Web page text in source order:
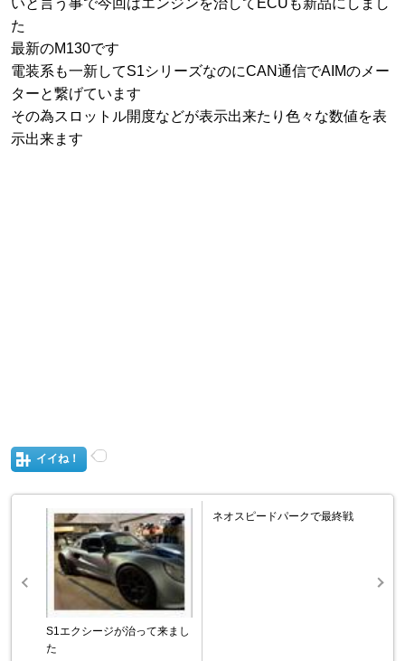
た
最新のM130です
電装系も一新してS1シリーズなのにCAN通信でAIMのメー
ターと繋げています
その為スロットル開度などが表示出来たり色々な数値を表
示出来ます
イイね！
S1エクシージが治って来まし
た
ネオスピードパークで最終戦